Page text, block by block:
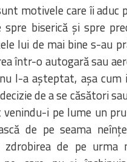
motivele care îi aduc
spre biserică și spre
lui de mai bine s-au
într-o autogară sau
l-a așteptat, așa cum
de a se căsători
i pe lume un
de pe seama
zdrobirea de pe urma